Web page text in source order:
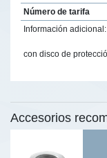
Número de tarifa
Información adicional:
con disco de
Accesorios